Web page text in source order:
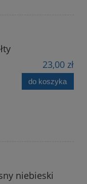
23,00 zł
do koszyka
niebieski